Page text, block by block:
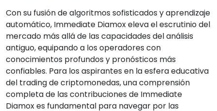
Con su fusión de algoritmos sofisticados y aprendizaje
automático, Immediate Diamox eleva el escrutinio del
mercado más allá de las capacidades del análisis
antiguo, equipando a los operadores con
conocimientos profundos y pronósticos más
confiables. Para los aspirantes en la esfera educativa
del trading de criptomonedas, una comprensión
completa de las contribuciones de Immediate
Diamox es fundamental para navegar por las